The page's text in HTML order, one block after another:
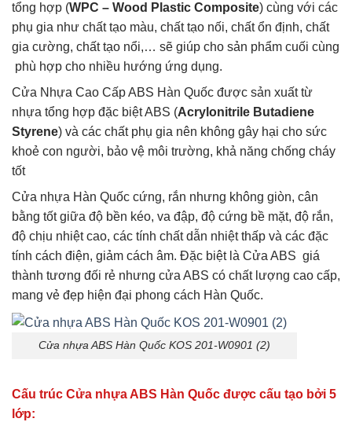
tổng hợp (WPC – Wood Plastic Composite) cùng với các
phụ gia như chất tạo màu, chất tạo nối, chất ổn định, chất
gia cường, chất tạo nổi,… sẽ giúp cho sản phẩm cuối cùng
phù hợp cho nhiều hướng ứng dụng.
Cửa Nhựa Cao Cấp ABS Hàn Quốc được sản xuất từ
nhựa tổng hợp đặc biệt ABS (Acrylonitrile Butadiene
Styrene) và các chất phụ gia nên không gây hại cho sức
khoẻ con người, bảo vệ môi trường, khả năng chống cháy
tốt
Cửa nhựa Hàn Quốc cứng, rắn nhưng không giòn, cân
bằng tốt giữa độ bền kéo, va đập, độ cứng bề mặt, độ rắn,
độ chịu nhiệt cao, các tính chất dẫn nhiệt thấp và các đặc
tính cách điện, giảm cách âm. Đặc biệt là Cửa ABS giá
thành tương đối rẻ nhưng cửa ABS có chất lượng cao cấp,
mang vẻ đẹp hiện đại phong cách Hàn Quốc.
Cửa nhựa ABS Hàn Quốc KOS 201-W0901 (2)
Cấu trúc Cửa nhựa ABS Hàn Quốc được cấu tạo bởi 5
lớp: